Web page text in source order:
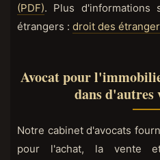
(PDF). Plus d'informations
étrangers : droit des
Avocat pour
dans d'autres
Notre cabinet d'avocats
pour l'achat, la vente